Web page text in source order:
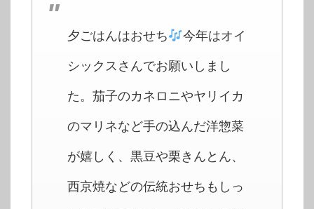
夕ごはんはおせち 今年はオイ
シックスさんでお願いしまし
た。茄子のカネロニやヤリイカ
のマリネなど手の込んだ洋惣菜
が嬉しく、黒豆や栗きんとん、
西京焼などの伝統おせちもしっ